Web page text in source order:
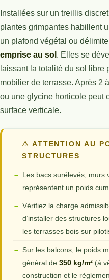
Installées sur un treillis
plantes grimpantes habillent
un plafond végétal ou
emprise au sol . Elles se
laissant la totalité du sol libre
mobilier de terrasse. Après 2
ou une glycine horticole peut
surface verticale.
⚠ ATTENTION AU
STRUCTURES
Les bacs surélevés, murs
représentent un poids
Vérifiez la charge
d’installer des structures
les terrasses bois sur
Sur les balcons, le poids
général de 350 kg/m²(à
construction et le